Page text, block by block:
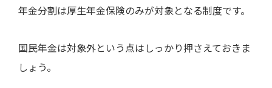
年金分割は厚生年金保険のみが対象となる制度です。
国民年金は対象外という点はしっかり押さえておきま
しょう。